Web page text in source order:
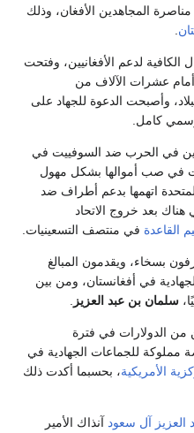
المجاهدين الأفغان، وذلك
.
لدعم الأفغانيين، وفتحت
أمام عشرات الآلاف من
وأصبحت الدعوة للجهاد على
رسمي كامل.
في الحرب ضد السوفييت في
في صب أموالها بشكل مهول
اتهمها بدعم أطراف ضد
بعد خروج الاتحاد
القاعدة في منتصف التسعينيات.
بسخاء، ويقدمون المبالغ
في أفغانستان، ومن بين
سلمان بن عبد العزيز .
من الدولارات في فترة
مملوكة للجماعات الجهادية في
الأمريكية، بحسبما أكدت ذلك
العزيز آل سعود آنذاك الأمير